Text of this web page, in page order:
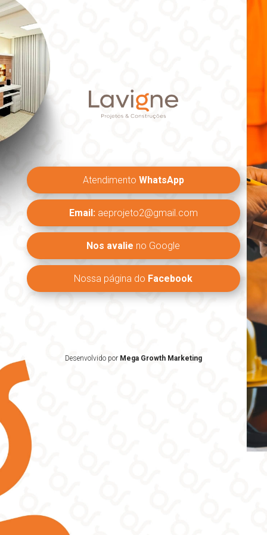
Atendimento WhatsApp
Email:aeprojeto2@gmail.com
Nos avalie no Google
Nossa página do Facebook
Desenvolvido por Mega Growth Marketing